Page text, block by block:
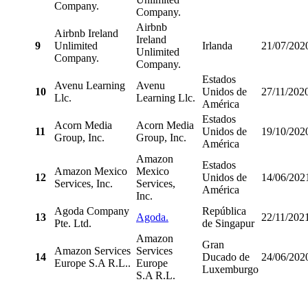
Company.
Company.
9
Airbnb Ireland
Unlimited
Company.
Airbnb
Ireland
Unlimited
Company.
Irlanda 21/07/
10
Avenu Learning
Llc.
Avenu
Learning Llc.
Estados
Unidos de
América
27/11/
11
Acorn Media
Group, Inc.
Acorn Media
Group, Inc.
Estados
Unidos de
América
19/10/
12
Amazon Mexico
Services, Inc.
Amazon
Mexico
Services,
Inc.
Estados
Unidos de
América
14/06/
13
Agoda Company
Pte. Ltd.
Agoda.
República
de Singapur
22/11/
14
Amazon Services
Europe S.A R.L..
Amazon
Services
Europe
S.A R.L.
Gran
Ducado de
Luxemburgo
24/06/